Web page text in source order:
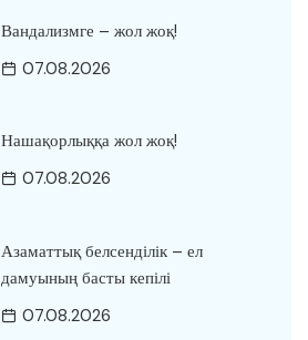
Вандализмге – жол жоқ!
07.08.2026
Нашақорлыққа жол жоқ!
07.08.2026
Азаматтық белсенділік – ел
дамуының басты кепілі
07.08.2026